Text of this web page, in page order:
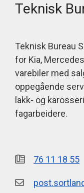
Teknisk
Teknisk Bureau
for Kia,
varebiler med
oppegående
lakk- og
fagarbeidere.
76 11 18 55